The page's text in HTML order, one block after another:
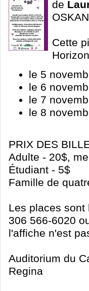
de
Cette
le 5
le 6
le 7
le 8
PRIX DES
Adulte - 20$,
Étudiant - 5$
Famille de
Les places sont
306 566-6020
l'affiche n'est
Auditorium du
Regina